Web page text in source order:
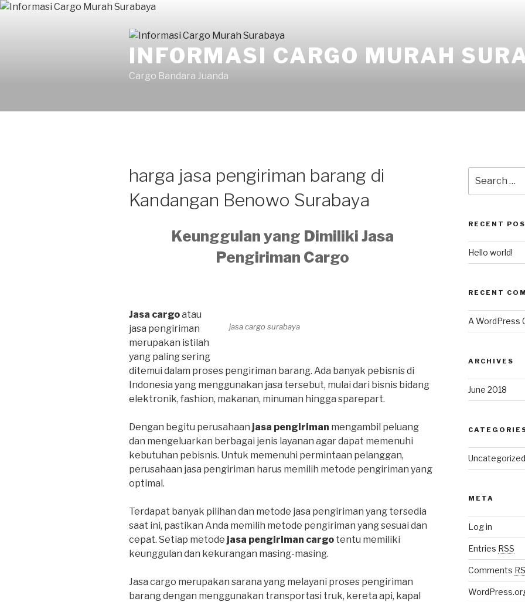
INFORMASI CARGO MURAH
Cargo Bandara Juanda
harga jasa pengiriman barang di
Kandangan Benowo Surabaya
Keunggulan yang Dimiliki Jasa
Pengiriman Cargo
jasa cargo surabaya
Jasa cargoatau
jasa pengiriman
merupakan istilah
yang paling sering
ditemui dalam proses pengiriman barang. Ada banyak pebisnis di
Indonesia yang menggunakan jasa tersebut, mulai dari bisnis bidang
elektronik, fashion, makanan, minuman hingga sparepart.
Dengan begitu perusahaan jasa pengiriman mengambil peluang
dan mengeluarkan berbagai jenis layanan agar dapat memenuhi
kebutuhan pebisnis. Untuk memenuhi permintaan pelanggan,
perusahaan jasa pengiriman harus memilih metode pengiriman yang
optimal.
Terdapat banyak pilihan dan metode jasa pengiriman yang tersedia
saat ini, pastikan Anda memilih metode pengiriman yang sesuai dan
cepat. Setiap metode jasa pengiriman cargo tentu memiliki
keunggulan dan kekurangan masing-masing.
Jasa cargo merupakan sarana yang melayani proses pengiriman
barang dengan menggunakan transportasi truk, kereta api, kapal
RECENT
Hello world!
RECENT
A WordPress
ARCHIVES
June 2018
Uncategorized
META
Log in
Entries RSS
Comments